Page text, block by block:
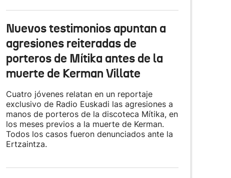
Nuevos testimonios apuntan a
agresiones reiteradas de
porteros de Mítika antes de la
muerte de Kerman Villate
Cuatro jóvenes relatan en un reportaje
exclusivo de Radio Euskadi las agresiones a
manos de porteros de la discoteca Mítika, en
los meses previos a la muerte de Kerman.
Todos los casos fueron denunciados ante la
Ertzaintza.